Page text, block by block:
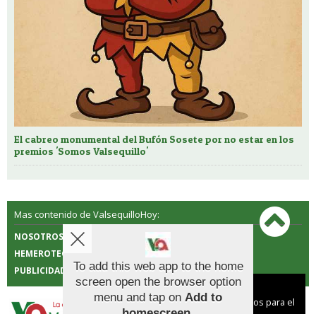
El cabreo monumental del Bufón Sosete por no estar en los
premios 'Somos Valsequillo'
Mas contenido de ValsequilloHoy:
NOSOTROS
CONTACTO
HEMEROTECA
POLÍTICA DE COOKIES
PUBLICIDAD
To add this web app to the home
screen open the browser option
menu and tap on Add to
Aviso sobre el Uso de cookies:
Utilizamos cookies nuestras y de terceros para el